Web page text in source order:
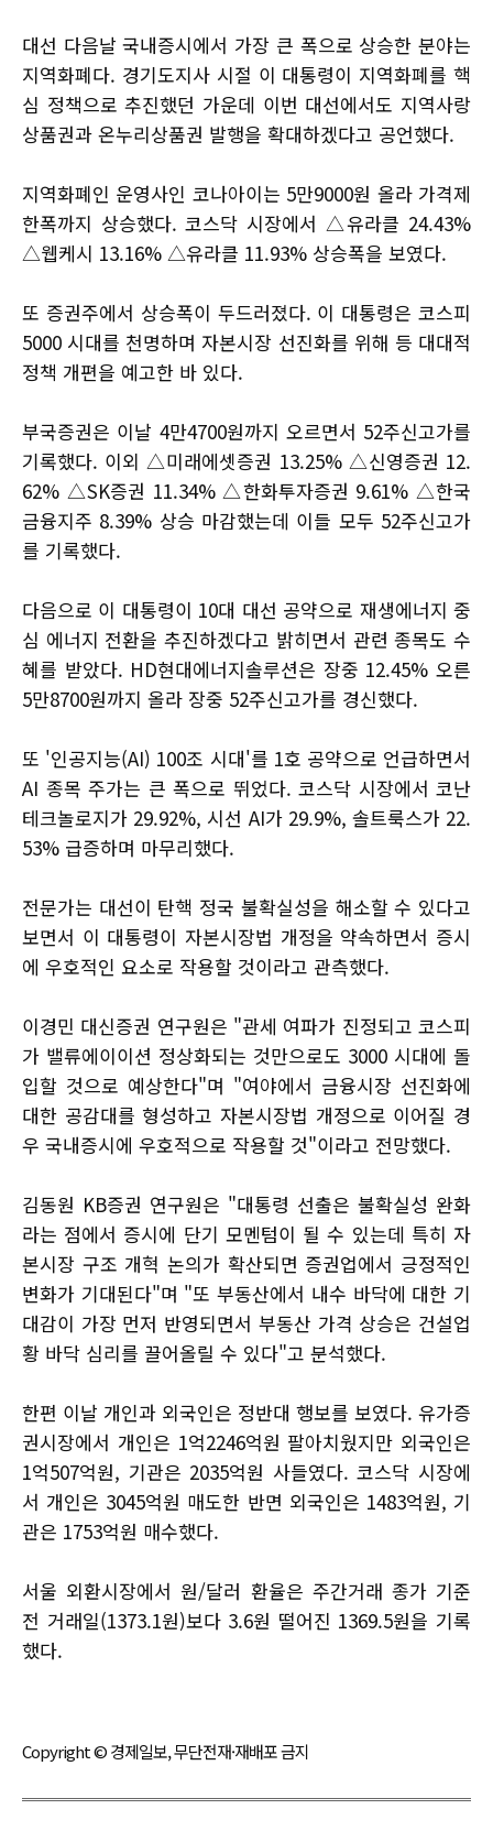
대선 다음날 국내증시에서 가장 큰 폭으로 상승한 분야는
지역화폐다. 경기도지사 시절 이 대통령이 지역화폐를 핵
심 정책으로 추진했던 가운데 이번 대선에서도 지역사랑
상품권과 온누리상품권 발행을 확대하겠다고 공언했다.
지역화폐인 운영사인 코나아이는 5만9000원 올라 가격제
한폭까지 상승했다. 코스닥 시장에서 △유라클 24.43%
△웹케시 13.16% △유라클 11.93% 상승폭을 보였다.
또 증권주에서 상승폭이 두드러졌다. 이 대통령은 코스피
5000 시대를 천명하며 자본시장 선진화를 위해 등 대대적
정책 개편을 예고한 바 있다.
부국증권은 이날 4만4700원까지 오르면서 52주신고가를
기록했다. 이외 △미래에셋증권 13.25% △신영증권 12.
62% △SK증권 11.34% △한화투자증권 9.61% △한국
금융지주 8.39% 상승 마감했는데 이들 모두 52주신고가
를 기록했다.
다음으로 이 대통령이 10대 대선 공약으로 재생에너지 중
심 에너지 전환을 추진하겠다고 밝히면서 관련 종목도 수
혜를 받았다. HD현대에너지솔루션은 장중 12.45% 오른
5만8700원까지 올라 장중 52주신고가를 경신했다.
또 '인공지능(AI) 100조 시대'를 1호 공약으로 언급하면서
AI 종목 주가는 큰 폭으로 뛰었다. 코스닥 시장에서 코난
테크놀로지가 29.92%, 시선 AI가 29.9%, 솔트룩스가 22.
53% 급증하며 마무리했다.
전문가는 대선이 탄핵 정국 불확실성을 해소할 수 있다고
보면서 이 대통령이 자본시장법 개정을 약속하면서 증시
에 우호적인 요소로 작용할 것이라고 관측했다.
이경민 대신증권 연구원은 "관세 여파가 진정되고 코스피
가 밸류에이이션 정상화되는 것만으로도 3000 시대에 돌
입할 것으로 예상한다"며 "여야에서 금융시장 선진화에
대한 공감대를 형성하고 자본시장법 개정으로 이어질 경
우 국내증시에 우호적으로 작용할 것"이라고 전망했다.
김동원 KB증권 연구원은 "대통령 선출은 불확실성 완화
라는 점에서 증시에 단기 모멘텀이 될 수 있는데 특히 자
본시장 구조 개혁 논의가 확산되면 증권업에서 긍정적인
변화가 기대된다"며 "또 부동산에서 내수 바닥에 대한 기
대감이 가장 먼저 반영되면서 부동산 가격 상승은 건설업
황 바닥 심리를 끌어올릴 수 있다"고 분석했다.
한편 이날 개인과 외국인은 정반대 행보를 보였다. 유가증
권시장에서 개인은 1억2246억원 팔아치웠지만 외국인은
1억507억원, 기관은 2035억원 사들였다. 코스닥 시장에
서 개인은 3045억원 매도한 반면 외국인은 1483억원, 기
관은 1753억원 매수했다.
서울 외환시장에서 원/달러 환율은 주간거래 종가 기준
전 거래일(1373.1원)보다 3.6원 떨어진 1369.5원을 기록
했다.
Copyright © 경제일보, 무단전재·재배포 금지